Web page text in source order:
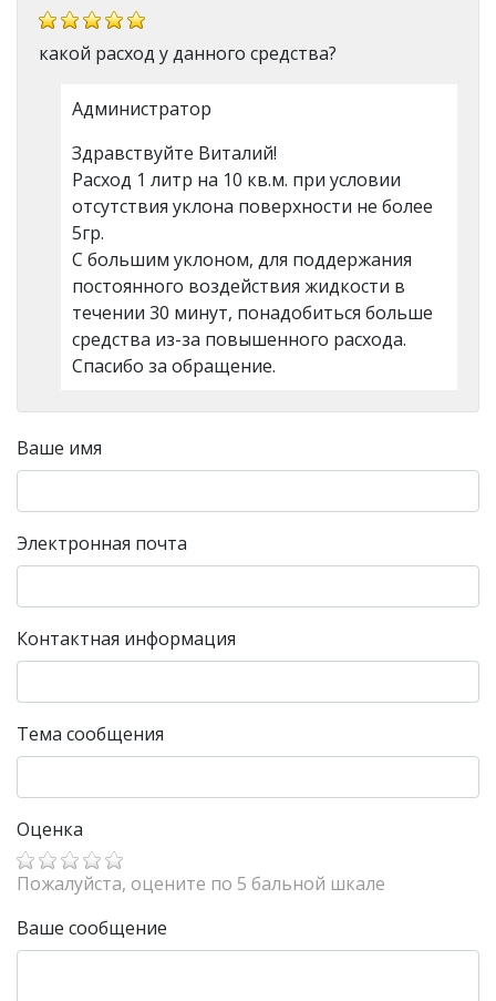
какой расход у данного средства?
Администратор
Здравствуйте Виталий!
Расход 1 литр на 10 кв.м. при условии
отсутствия уклона поверхности не более
5гр.
С большим уклоном, для поддержания
постоянного воздействия жидкости в
течении 30 минут, понадобиться больше
средства из-за повышенного расхода.
Спасибо за обращение.
Ваше имя
Электронная почта
Контактная информация
Тема сообщения
Оценка
Пожалуйста, оцените по 5 бальной шкале
Ваше сообщение